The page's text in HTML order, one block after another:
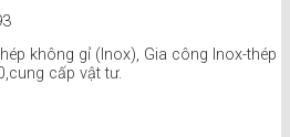
không gỉ (Inox), Gia công Inox-thép
cấp vật tư.